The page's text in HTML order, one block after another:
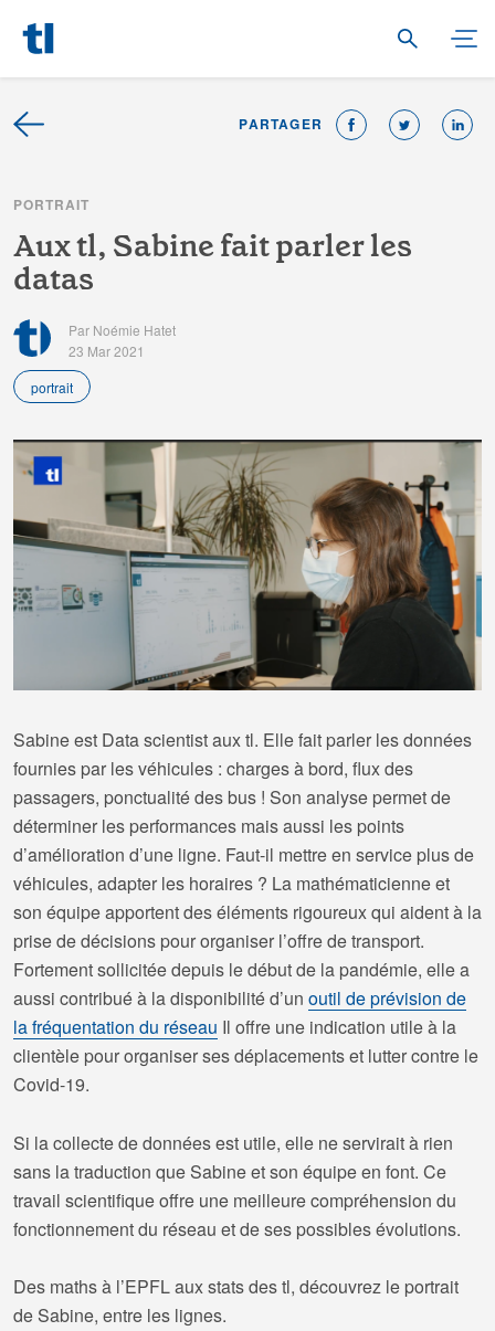
PARTAGER
PORTRAIT
Auxtl, Sabinefaitparlerles
datas
Par Noémie Hatet
23 Mar 2021
portrait
Sabine est Data scientist aux tl. Elle fait parler les données
fournies par les véhicules : charges à bord, flux des
passagers, ponctualité des bus ! Son analyse permet de
déterminer les performances mais aussi les points
d’amélioration d’une ligne. Faut-il mettre en service plus de
véhicules, adapter les horaires ? La mathématicienne et
son équipe apportent des éléments rigoureux qui aident à la
prise de décisions pour organiser l’offre de transport.
Fortement sollicitée depuis le début de la pandémie, elle a
aussi contribué à la disponibilité d’un outil de prévision de
la fréquentation du réseau Il offre une indication utile à la
clientèle pour organiser ses déplacements et lutter contre le
Covid-19.
Si la collecte de données est utile, elle ne servirait à rien
sans la traduction que Sabine et son équipe en font. Ce
travail scientifique offre une meilleure compréhension du
fonctionnement du réseau et de ses possibles évolutions.
Des maths à l’EPFL aux stats des tl, découvrez le portrait
de Sabine, entre les lignes.